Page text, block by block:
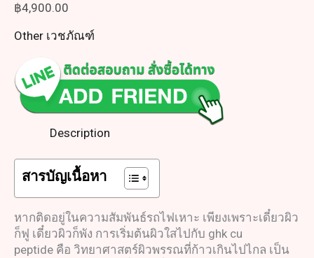
฿4,900.00
Other เวชภัณฑ์
Description
สารบัญเนื้อหา
หากติดอยู่ในความสัมพันธ์รถไฟเหาะ เพียงเพราะเดี๋ยวผิว
ก็ฟู เดี๋ยวผิวก็พัง การเริ่มต้นผิวใสไปกับ ghk cu
peptide คือ วิทยาศาสตร์ผิวพรรณที่ก้าวเกินไปไกล เป็น